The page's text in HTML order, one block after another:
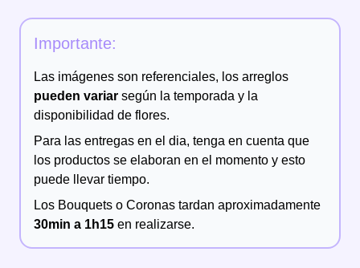
Importante:
Las imágenes son referenciales, los arreglos
pueden variar según la temporada y la
disponibilidad de flores.
Para las entregas en el dia, tenga en cuenta que
los productos se elaboran en el momento y esto
puede llevar tiempo.
Los Bouquets o Coronas tardan aproximadamente
30min a 1h15 en realizarse.